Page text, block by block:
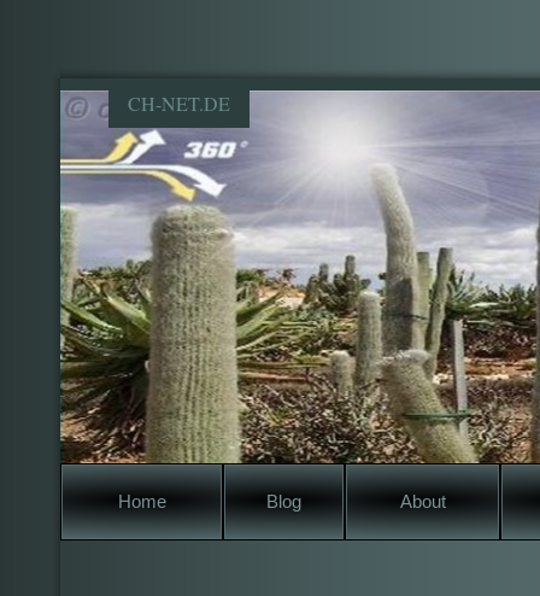
CH-NET.DE
Home Blog About